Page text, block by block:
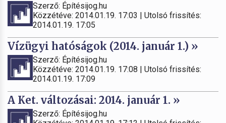
Szerző: Építésijog.hu
Közzétéve: 2014.01.19. 17:03 | Utolsó frissítés:
2014.01.19. 17:05
Vízügyi hatóságok (2014. január 1.) »
Szerző: Építésijog.hu
Közzétéve: 2014.01.19. 17:08 | Utolsó frissítés:
2014.01.19. 17:09
A Ket. változásai: 2014. január 1. »
Szerző: Építésijog.hu